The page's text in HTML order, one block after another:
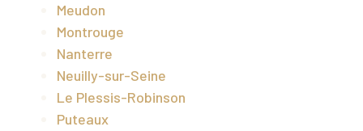
Meudon
Montrouge
Nanterre
Neuilly-sur-Seine
Le Plessis-Robinson
Puteaux